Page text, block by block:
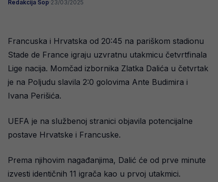
Redakcija Sop·23/03/2025
Francuska i Hrvatska od 20:45 na pariškom stadionu
Stade de France igraju uzvratnu utakmicu četvrtfinala
Lige nacija. Momčad izbornika Zlatka Dalića u četvrtak
je na Poljudu slavila 2:0 golovima Ante Budimira i
Ivana Perišića.
UEFA je na službenoj stranici objavila potencijalne
postave Hrvatske i Francuske.
Prema njihovim nagađanjima, Dalić će od prve minute
izvesti identičnih 11 igrača kao u prvoj utakmici.